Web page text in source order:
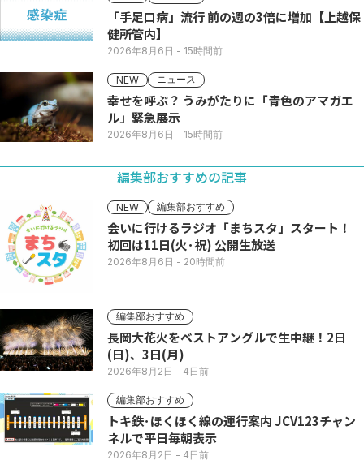
「手足口病」流行 前の週の3倍に増加【上越保
健所管内】
2026年8月6日 - 15時間前
NEW ニュース
幸せを呼ぶ？ うみがたりに「青色のアマガエ
ル」緊急展示
2026年8月6日 - 15時間前
編集部おすすめの記事
NEW 編集部おすすめ
会いに行けるラジオ「まちスタ」スタート！
初回は11日(火･祝) 公開生放送
2026年8月6日 - 20時間前
編集部おすすめ
長岡大花火をベストアングルで生中継！2日
(日)、3日(月)
2026年8月2日 - 4日前
編集部おすすめ
トキ鉄･ほくほく線の運行案内 JCV123チャン
ネルで平日毎朝表示
2026年8月2日 - 4日前